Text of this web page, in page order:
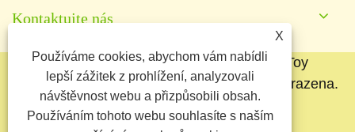
Kontaktujte nás
Copyright © 2025 Baoding Yuankang Toy
Manufacturing Co., Ltd. Všechna práva vyhrazena.
Links
Sitemap RSS XML
X
Používáme cookies, abychom vám nabídli
lepší zážitek z prohlížení, analyzovali
návštěvnost webu a přizpůsobili obsah.
Používáním tohoto webu souhlasíte s naším